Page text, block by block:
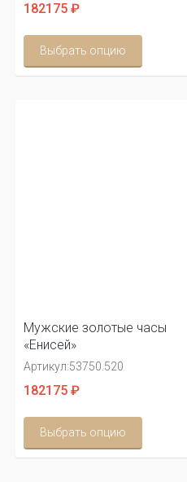
182175 ₽
Выбрать опцию
Мужские золотые часы
«Енисей»
Артикул:53750.520
182175 ₽
Выбрать опцию